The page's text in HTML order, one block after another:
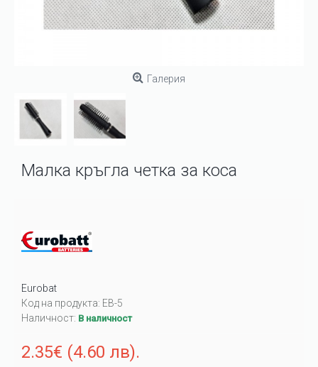
Галерия
Малка кръгла четка за коса
Eurobat
Код на продукта: EB-5
Наличност: В наличност
2.35€ (4.60 лв).